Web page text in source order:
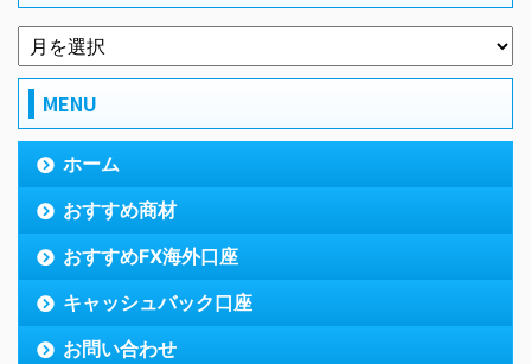
MENU
ホーム
おすすめ商材
おすすめFX海外口座
キャッシュバック口座
お問い合わせ